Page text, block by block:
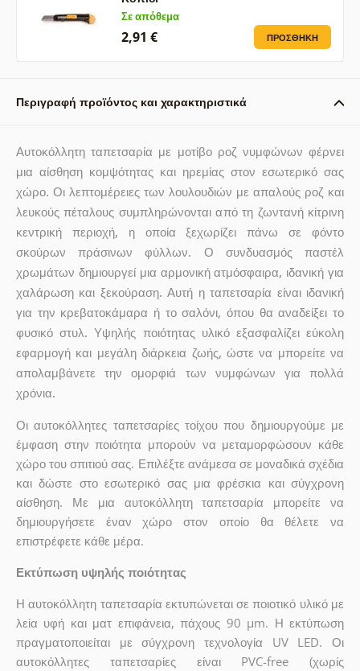
Σε απόθεμα
2,91 € ΠΡΟΣΘΉΚΗ
Περιγραφή προϊόντος και χαρακτηριστικά
Αυτοκόλλητη ταπετσαρία με μοτίβο ροζ νυμφώνων φέρνει
μια αίσθηση κομψότητας και ηρεμίας στον εσωτερικό σας
χώρο. Οι λεπτομέρειες των λουλουδιών με απαλούς ροζ και
λευκούς πέταλους συμπληρώνονται από τη ζωντανή κίτρινη
κεντρική περιοχή, η οποία ξεχωρίζει πάνω σε φόντο
σκούρων πράσινων φύλλων. Ο συνδυασμός παστέλ
χρωμάτων δημιουργεί μια αρμονική ατμόσφαιρα, ιδανική για
χαλάρωση και ξεκούραση. Αυτή η ταπετσαρία είναι ιδανική
για την κρεβατοκάμαρα ή το σαλόνι, όπου θα αναδείξει το
φυσικό στυλ. Υψηλής ποιότητας υλικό εξασφαλίζει εύκολη
εφαρμογή και μεγάλη διάρκεια ζωής, ώστε να μπορείτε να
απολαμβάνετε την ομορφιά των νυμφώνων για πολλά
χρόνια.
Οι αυτοκόλλητες ταπετσαρίες τοίχου που δημιουργούμε με
έμφαση στην ποιότητα μπορούν να μεταμορφώσουν κάθε
χώρο του σπιτιού σας. Επιλέξτε ανάμεσα σε μοναδικά σχέδια
και δώστε στο εσωτερικό σας μια φρέσκια και σύγχρονη
αίσθηση. Με μια αυτοκόλλητη ταπετσαρία μπορείτε να
δημιουργήσετε έναν χώρο στον οποίο θα θέλετε να
επιστρέφετε κάθε μέρα.
Εκτύπωση υψηλής ποιότητας
Η αυτοκόλλητη ταπετσαρία εκτυπώνεται σε ποιοτικό υλικό με
λεία υφή και ματ επιφάνεια, πάχους 90 µm. Η εκτύπωση
πραγματοποιείται με σύγχρονη τεχνολογία UV LED. Οι
αυτοκόλλητες ταπετσαρίες είναι PVC-free (χωρίς